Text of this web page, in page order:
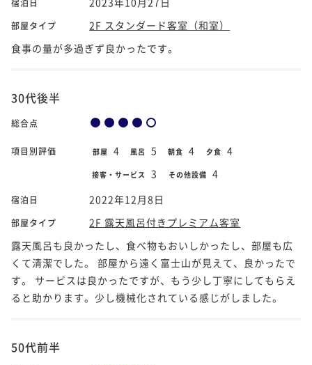
部屋タイプ
2F スタンダード客室（和室）
食事の量が多過ぎず良かったです。
30代後半
総合点
項目別評価 部屋 4 風呂 5 朝食 4 夕食 4
接客・サービス 3 その他設備 4
宿泊日 2022年12月8日
部屋タイプ
2F 露天風呂付きプレミアム客室
露天風呂も良かったし、食べ物もおいしかったし、部屋も広
くて清潔でした。 部屋から遠く富士山が見えて、良かったで
す。 サービスは良かったですが、もう少し丁寧にしてもらえ
ると助かります。少し機械化されている感じがしました。
50代前半